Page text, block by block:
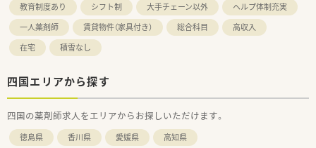
教育制度あり
シフト制 大手チェーン以外
ヘルプ体制充実
一人薬剤師
賃貸物件（家具付き） 総合科目
高収入
在宅
積雪なし
四国エリアから探す
四国の薬剤師求人をエリアからお探しいただけます。
徳島県 香川県 愛媛県 高知県